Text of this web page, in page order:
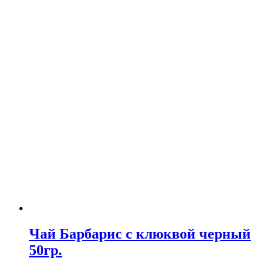
Чай Барбарис с клюквой черный
50гр.